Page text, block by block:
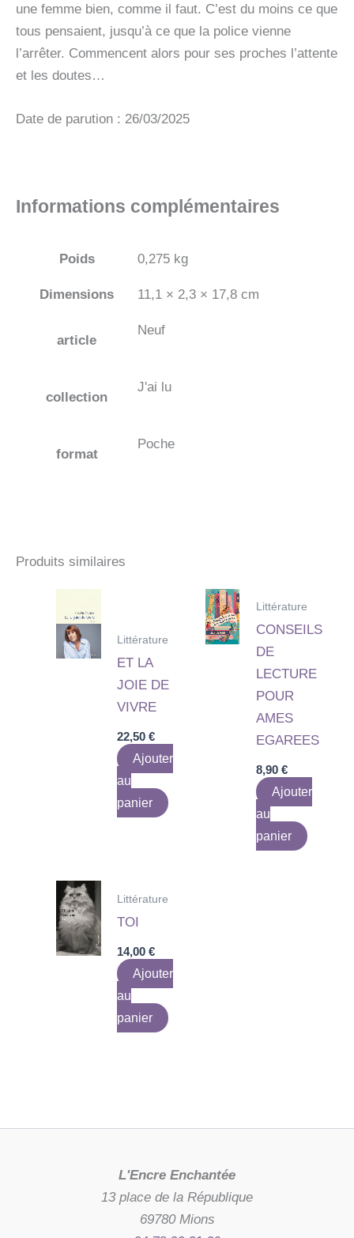
une femme bien, comme il faut. C’est du moins ce que
tous pensaient, jusqu’à ce que la police vienne
l’arrêter. Commencent alors pour ses proches l’attente
et les doutes…
Date de parution : 26/03/2025
Informations complémentaires
Poids 0,275 kg
Dimensions 11,1 × 2,3 × 17,8 cm
article
Neuf
collection
J'ai lu
format
Poche
Produits similaires
Littérature
ET LA
JOIE DE
VIVRE
22,50€
Ajouter
au
panier
Littérature
CONSEILS
DE
LECTURE
POUR
AMES
EGAREES
8,90 €
Ajouter
au
panier
Littérature
TOI
14,00€
Ajouter
au
panier
L'Encre Enchantée
13 place de la République
69780 Mions